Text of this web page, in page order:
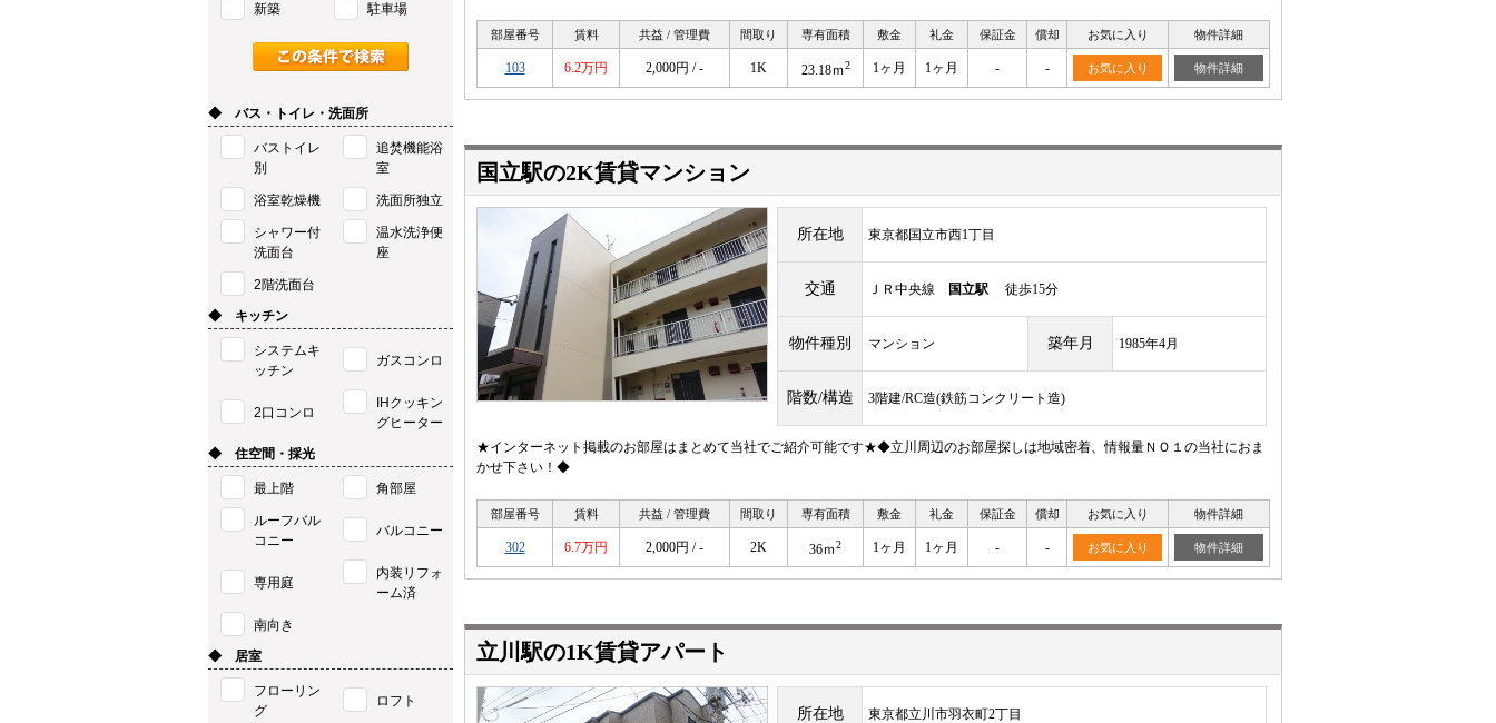
部屋番号 賃料 共益 / 管理費 間取り 専有面積 敷金 礼金 保証金 償却 お気に入り 物件詳細
103 6.2万円 2,000円 / - 1K 23.18ｍ2 1ヶ月 1ヶ月 - - お気に入り 物件詳細
国立駅の2K賃貸マンション
所在地 東京都国立市西1丁目
交通 ＪＲ中央線 国立駅 徒歩15分
物件種別 マンション 築年月 1985年4月
階数/構造 3階建/RC造(鉄筋コンクリート造)
★インターネット掲載のお部屋はまとめて当社でご紹介可能です★◆立川周辺のお部屋探しは地域密着、情報量ＮＯ１の当社におま
かせ下さい！◆
部屋番号 賃料 共益 / 管理費 間取り 専有面積 敷金 礼金 保証金 償却 お気に入り 物件詳細
302 6.7万円 2,000円 / - 2K 36ｍ2 1ヶ月 1ヶ月 - - お気に入り 物件詳細
立川駅の1K賃貸アパート
所在地 東京都立川市羽衣町2丁目
新築 駐車場
◆ バス・トイレ・洗面所
バストイレ
別
追焚機能浴
室
浴室乾燥機 洗面所独立
シャワー付
洗面台
温水洗浄便
座
2階洗面台
◆ キッチン
システムキ
ッチン
ガスコンロ
2口コンロ
IHクッキン
グヒーター
◆ 住空間・採光
最上階 角部屋
ルーフバル
コニー
バルコニー
専用庭
内装リフォ
ーム済
南向き
◆ 居室
フローリン
グ
ロフト